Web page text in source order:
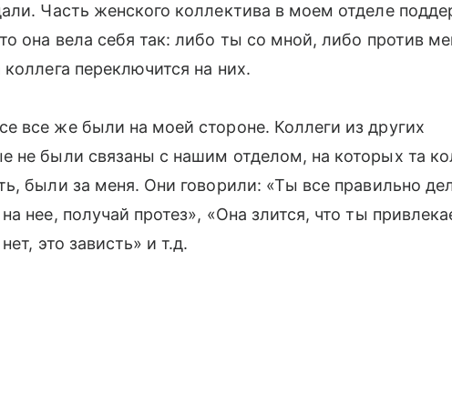
Часть женского коллектива в моем отделе
она вела себя так: либо ты со мной, либо против
переключится на них.
все же были на моей стороне. Коллеги из других
не были связаны с нашим отделом, на которых та
были за меня. Они говорили: «Ты все правильно
нее, получай протез», «Она злится, что ты
это зависть» и т.д.